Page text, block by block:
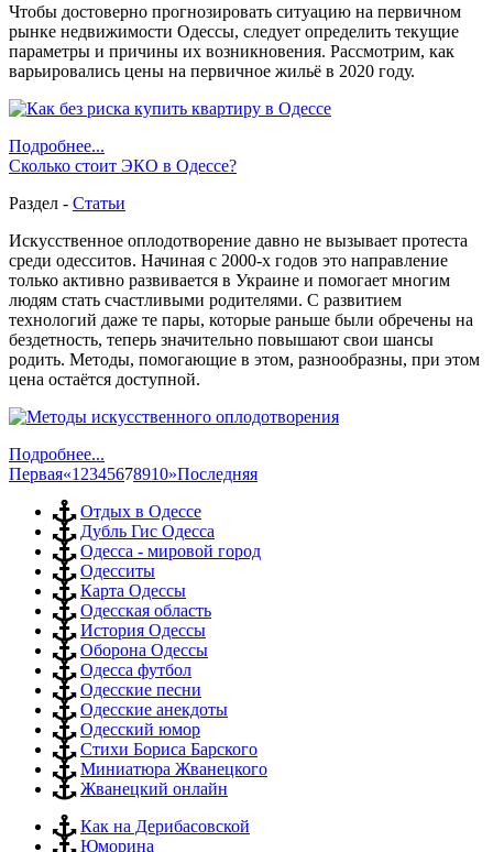
Чтобы достоверно прогнозировать ситуацию на первичном
рынке недвижимости Одессы, следует определить текущие
параметры и причины их возникновения. Рассмотрим, как
варьировались цены на первичное жильё в 2020 году.
Подробнее...
Сколько стоит ЭКО в Одессе?
Раздел - Статьи
Искусственное оплодотворение давно не вызывает протеста
среди одесситов. Начиная с 2000-х годов это направление
только активно развивается в Украине и помогает многим
людям стать счастливыми родителями. С развитием
технологий даже те пары, которые раньше были обречены на
бездетность, теперь значительно повышают свои шансы
родить. Методы, помогающие в этом, разнообразны, при этом
цена остаётся доступной.
Подробнее...
Первая«1 2345678910»Последняя
Отдых в Одессе
Дубль Гис Одесса
Одесса - мировой город
Одесситы
Карта Одессы
Одесская область
История Одессы
Оборона Одессы
Одесса футбол
Одесские песни
Одесские анекдоты
Одесский юмор
Стихи Бориса Барского
Миниатюра Жванецкого
Жванецкий онлайн
Как на Дерибасовской
Юморина